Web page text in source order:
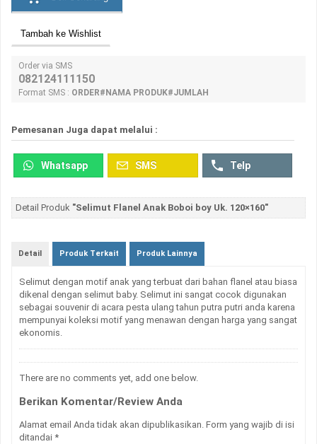
Tambah ke Wishlist
Order via SMS
082124111150
Format SMS : ORDER#NAMA PRODUK#JUMLAH
Pemesanan Juga dapat melalui :
Whatsapp SMS Telp
Detail Produk "Selimut Flanel Anak Boboi boy Uk. 120×160"
Detail Produk Terkait Produk Lainnya
Selimut dengan motif anak yang terbuat dari bahan flanel atau biasa
dikenal dengan selimut baby. Selimut ini sangat cocok digunakan
sebagai souvenir di acara pesta ulang tahun putra putri anda karena
mempunyai koleksi motif yang menawan dengan harga yang sangat
ekonomis.
There are no comments yet, add one below.
Berikan Komentar/Review Anda
Alamat email Anda tidak akan dipublikasikan. Form yang wajib di isi
ditandai *